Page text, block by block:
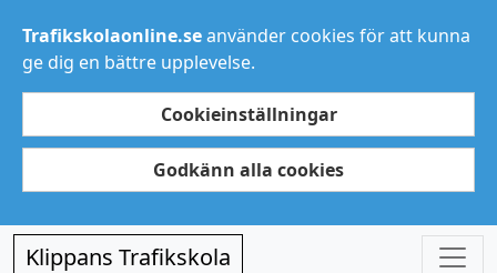
Trafikskolaonline.seanvänder cookies för att kunna
ge dig en bättre upplevelse.
Cookieinställningar
Godkänn alla cookies
Klippans Trafikskola